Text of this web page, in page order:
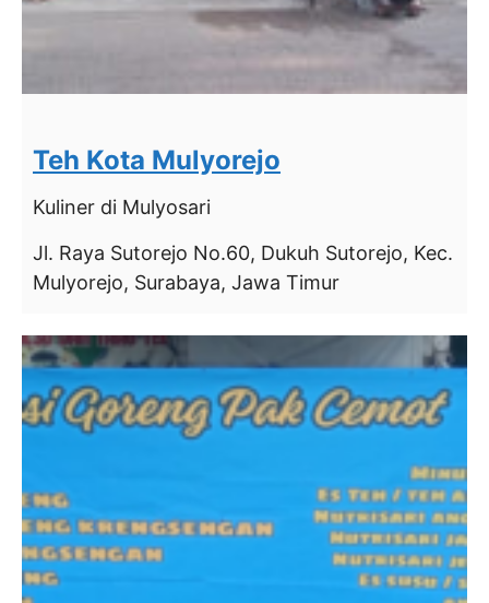
Teh Kota Mulyorejo
Kuliner di Mulyosari
Jl. Raya Sutorejo No.60, Dukuh Sutorejo, Kec.
Mulyorejo, Surabaya, Jawa Timur